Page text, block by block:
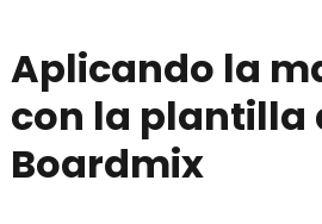
Aplicando la
con la plantilla
Boardmix